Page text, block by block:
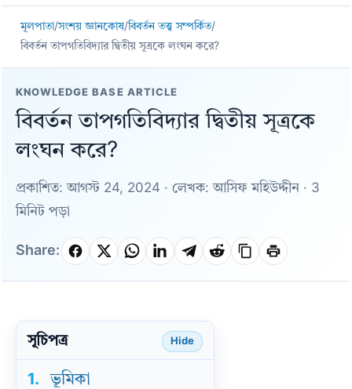
মূলপাতা/সংশয় জ্ঞানকোষ/বিবর্তন তত্ত্ব সম্পর্কিত/
বিবর্তন তাপগতিবিদ্যার দ্বিতীয় সূত্রকে লংঘন করে?
KNOWLEDGE BASE ARTICLE
বিবর্তন তাপগতিবিদ্যার দ্বিতীয় সূত্রকে
লংঘন করে?
প্রকাশিত: আগস্ট 24, 2024 · লেখক: আসিফ মহিউদ্দীন · 3
মিনিট পড়া
Share:
সূচিপত্র Hide
1.
ভূমিকা